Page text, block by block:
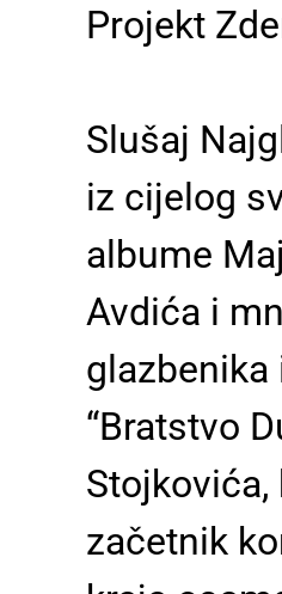
Projekt
Slušaj
iz cijelog
albume
Avdića i
glazbenika
“Bratstvo
Stojkovića,
začetnik